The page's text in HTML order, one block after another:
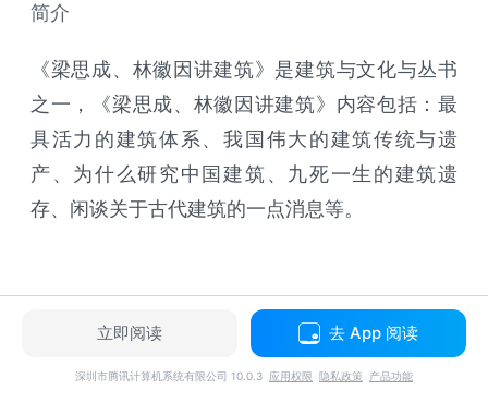
简介
《梁思成、林徽因讲建筑》是建筑与文化与丛书
之一，《梁思成、林徽因讲建筑》内容包括：最
具活力的建筑体系、我国伟大的建筑传统与遗
产、为什么研究中国建筑、九死一生的建筑遗
存、闲谈关于古代建筑的一点消息等。
立即阅读 去 App 阅读
深圳市腾讯计算机系统有限公司 10.0.3 应用权限 隐私政策 产品功能